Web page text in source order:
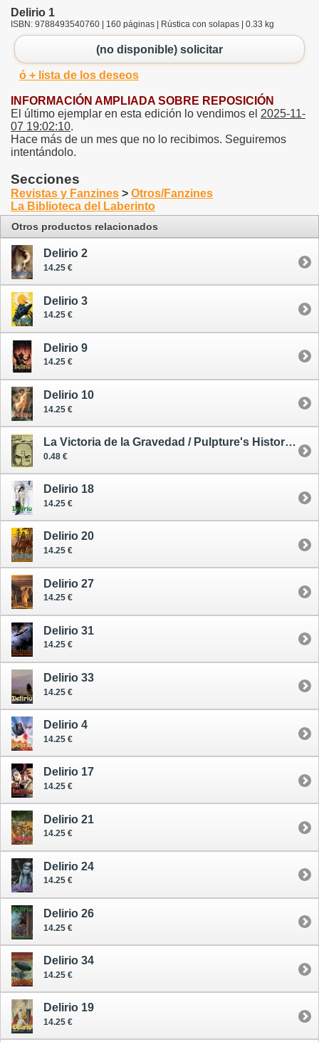
Delirio 1
ISBN: 9788493540760 | 160 páginas | Rústica con solapas | 0.33 kg
(no disponible) solicitar
ó + lista de los deseos
INFORMACIÓN AMPLIADA SOBRE REPOSICIÓN
El último ejemplar en esta edición lo vendimos el 2025-11-
07 19:02:10.
Hace más de un mes que no lo recibimos. Seguiremos
intentándolo.
Secciones
Revistas y Fanzines > Otros/Fanzines
La Biblioteca del Laberinto
Otros productos relacionados
Delirio 2
14.25 €
Delirio 3
14.25 €
Delirio 9
14.25 €
Delirio 10
14.25 €
La Victoria de la Gravedad / Pulpture's Historias Cortas de Intensa Ficción 5
0.48 €
Delirio 18
14.25 €
Delirio 20
14.25 €
Delirio 27
14.25 €
Delirio 31
14.25 €
Delirio 33
14.25 €
Delirio 4
14.25 €
Delirio 17
14.25 €
Delirio 21
14.25 €
Delirio 24
14.25 €
Delirio 26
14.25 €
Delirio 34
14.25 €
Delirio 19
14.25 €